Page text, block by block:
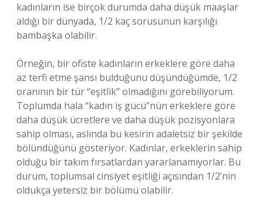
kadınların ise birçok durumda daha düşük maaşlar
aldığı bir dünyada, 1/2 kaç sorusunun karşılığı
bambaşka olabilir.
Örneğin, bir ofiste kadınların erkeklere göre daha
az terfi etme şansı bulduğunu düşündüğümde, 1/2
oranının bir tür “eşitlik” olmadığını görebiliyorum.
Toplumda hala “kadın iş gücü”nün erkeklere göre
daha düşük ücretlere ve daha düşük pozisyonlara
sahip olması, aslında bu kesirin adaletsiz bir şekilde
bölündüğünü gösteriyor. Kadınlar, erkeklerin sahip
olduğu bir takım fırsatlardan yararlanamıyorlar. Bu
durum, toplumsal cinsiyet eşitliği açısından 1/2’nin
oldukça yetersiz bir bölümü olabilir.